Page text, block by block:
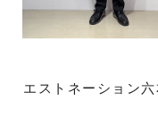
エストネーション